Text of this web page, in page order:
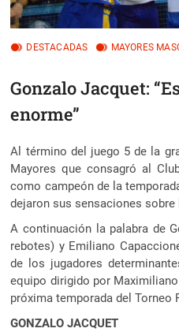
DESTACADAS MAYORES
Gonzalo Jacquet:
enorme”
Al término del juego 5 de la
Mayores que consagró al
como campeón de la
dejaron sus sensaciones
A continuación la palabra de
rebotes) y Emiliano
de los jugadores
equipo dirigido por
próxima temporada del Torneo
GONZALO JACQUET